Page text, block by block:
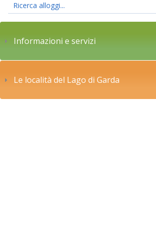
Ricerca alloggi...
Informazioni e servizi
Le località del Lago di Garda